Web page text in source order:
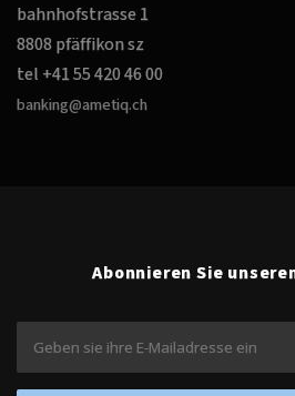
n
bahnhofstrasse 1
8808 pfäffikon sz
tel +41 55 420 46 00
banking@ametiq.ch
Abonnieren Sie